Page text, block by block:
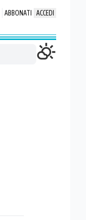
ABBONATI ACCEDI